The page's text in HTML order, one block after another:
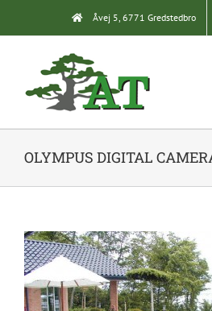
content
Åvej 5, 6771 Gredstedbro
OLYMPUS DIGITAL